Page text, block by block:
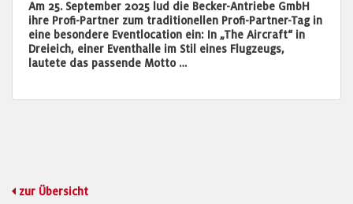
Am 25. September 2025 lud die Becker-Antriebe GmbH
ihre Profi-Partner zum traditionellen Profi-Partner-Tag in
eine besondere Eventlocation ein: In „The Aircraft“ in
Dreieich, einer Eventhalle im Stil eines Flugzeugs,
lautete das passende Motto …
zur Übersicht